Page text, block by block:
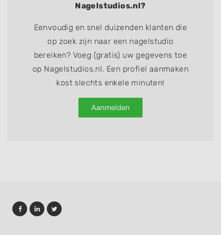
Nagelstudios.nl?
Eenvoudig en snel duizenden klanten die
op zoek zijn naar een nagelstudio
bereiken? Voeg (gratis) uw gegevens toe
op Nagelstudios.nl. Een profiel aanmaken
kost slechts enkele minuten!
Aanmelden